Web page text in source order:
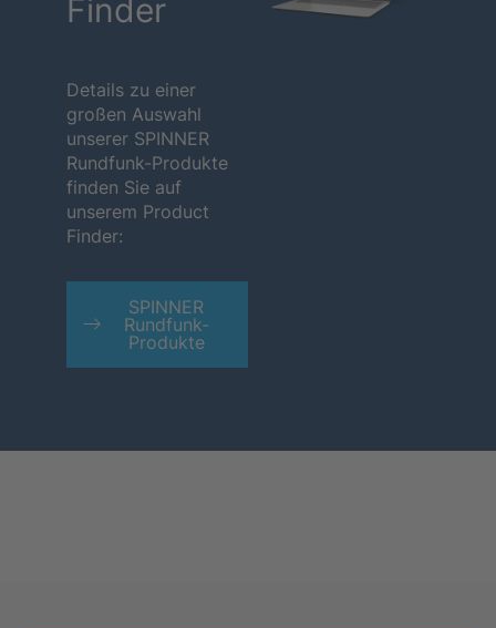
Finder
Details zu einer
großen Auswahl
unserer SPINNER
Rundfunk-Produkte
finden Sie auf
unserem Product
Finder:
SPINNER
Rundfunk-
Produkte